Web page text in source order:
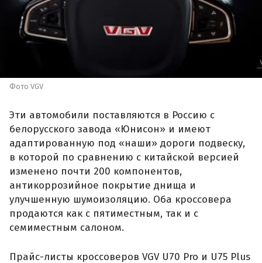
Фото VGV
Эти автомобили поставляются в Россию с
белорусского завода «Юнисон» и имеют
адаптированную под «наши» дороги подвеску,
в которой по сравнению с китайской версией
изменено почти 200 компонентов,
антикоррозийное покрытие днища и
улучшенную шумоизоляцию. Оба кроссовера
продаются как с пятиместным, так и с
семиместным салоном.
Прайс-листы кроссоверов VGV U70 Pro и U75 Plus